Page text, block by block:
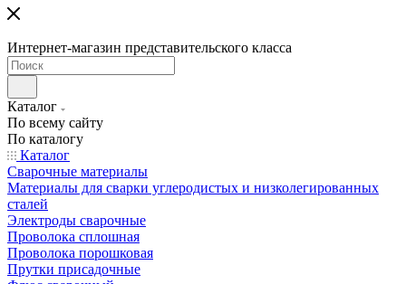
Интернет-магазин представительского класса
Каталог
По всему сайту
По каталогу
Каталог
Сварочные материалы
Материалы для сварки углеродистых и низколегированных
сталей
Электроды сварочные
Проволока сплошная
Проволока порошковая
Прутки присадочные